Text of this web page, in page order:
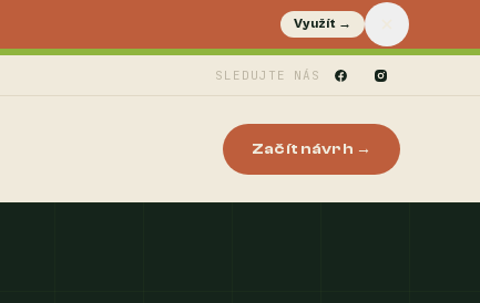
Využít →
SLEDUJTE NÁS
Začít návrh →